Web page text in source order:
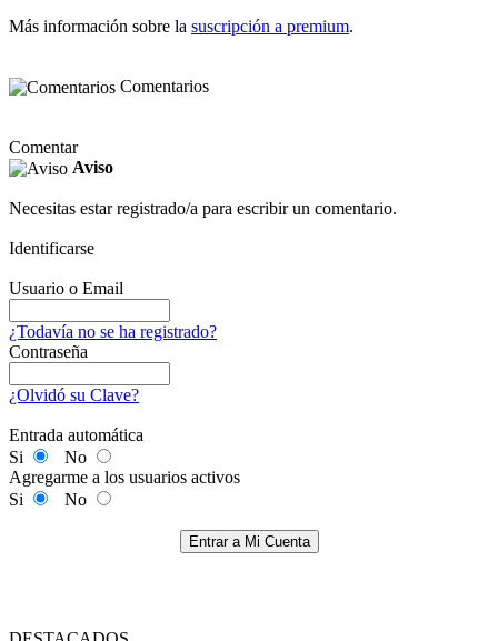
Más información sobre la suscripción a premium.
Comentarios
Comentar
Aviso
Necesitas estar registrado/a para escribir un comentario.
Identificarse
Usuario o Email
¿Todavía no se ha registrado?
Contraseña
¿Olvidó su Clave?
Entrada automática
Si
No
Agregarme a los usuarios activos
Si
No
Entrar a Mi Cuenta